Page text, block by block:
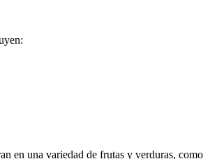
en una variedad de frutas y verduras, como